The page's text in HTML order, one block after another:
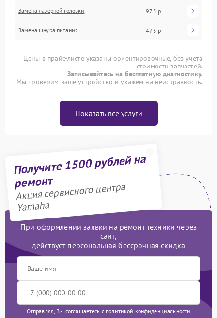
Замена лазерной головки 975 р
Замена шнура питания 475 р
Цены в прайс-листе указаны ориентировочные, без учета
стоимости запчастей.
Записывайтесь на бесплатную диагностику.
Мы проверим ваше устройство и укажем на неисправность.
Показать все услуги
Получите 1500 рублей на
ремонт
Акция сервисного центра
Yamaha
При оформлении заявки на ремонт техники через
сайт,
действует персональная бессрочная скидка
Отправляя, Вы соглашаетесь с политикой конфиденциальности